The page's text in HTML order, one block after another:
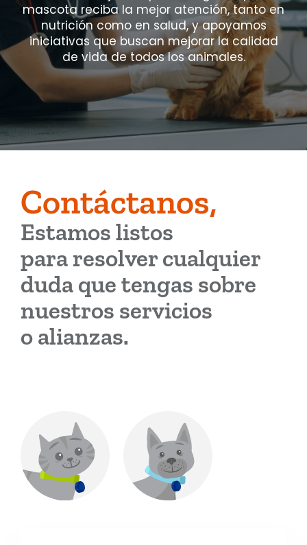
mascota reciba la mejor atención, tanto en
nutrición como en salud, y apoyamos
iniciativas que buscan mejorar la calidad
de vida de todos los animales.
Contáctanos,
Estamos listos
para resolver cualquier
duda que tengas sobre
nuestros servicios
o alianzas.